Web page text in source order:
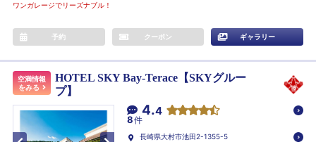
ワンガレージでリーズナブル！
予約 クーポン ギャラリー
空満情報
をみる
HOTEL SKY Bay-Terace【SKYグルー
プ】
4.4
8件
長崎県大村市池田2-1355-5